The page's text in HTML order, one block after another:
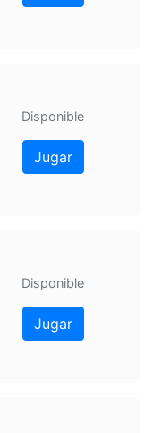
Disponible
Jugar
Disponible
Jugar